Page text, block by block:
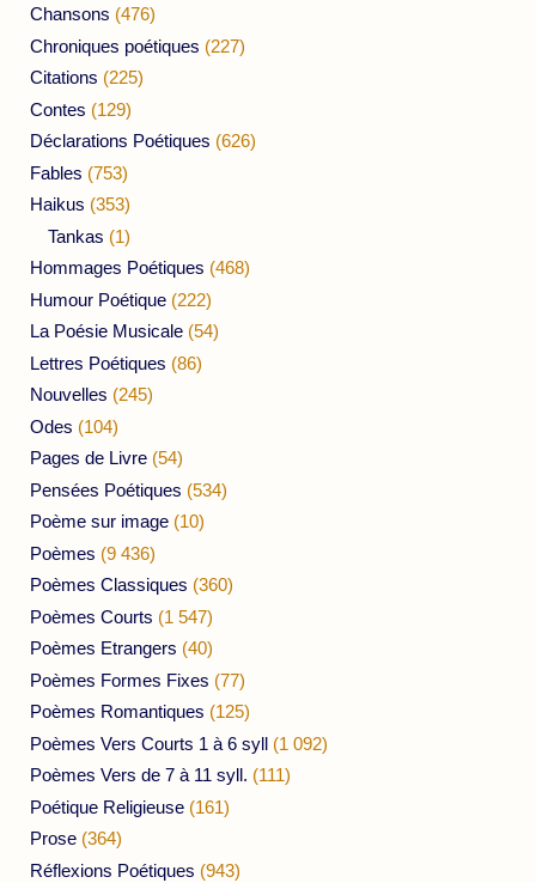
Chansons (476)
Chroniques poétiques (227)
Citations (225)
Contes (129)
Déclarations Poétiques (626)
Fables (753)
Haikus (353)
Tankas (1)
Hommages Poétiques (468)
Humour Poétique (222)
La Poésie Musicale (54)
Lettres Poétiques (86)
Nouvelles (245)
Odes (104)
Pages de Livre (54)
Pensées Poétiques (534)
Poème sur image (10)
Poèmes (9 436)
Poèmes Classiques (360)
Poèmes Courts (1 547)
Poèmes Etrangers (40)
Poèmes Formes Fixes (77)
Poèmes Romantiques (125)
Poèmes Vers Courts 1 à 6 syll (1 092)
Poèmes Vers de 7 à 11 syll. (111)
Poétique Religieuse (161)
Prose (364)
Réflexions Poétiques (943)